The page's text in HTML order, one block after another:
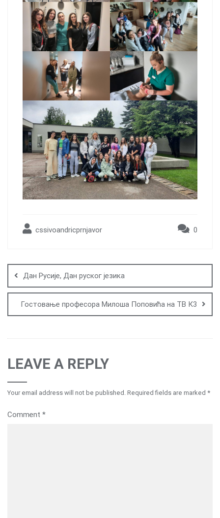
cssivoandricprnjavor 0
navigation
Дан Русије, Дан руског језика
Гостовање професора Милоша Поповића на ТВ К3
LEAVE A REPLY
Your email address will not be published. Required fields are marked *
Comment *